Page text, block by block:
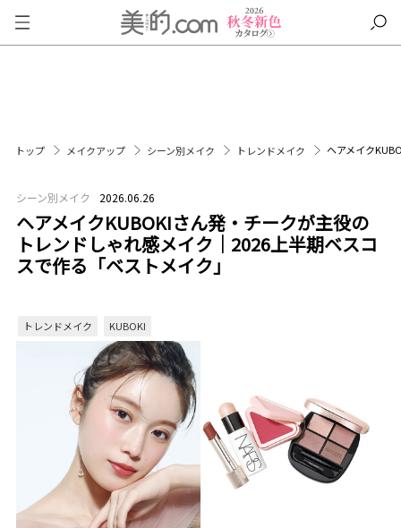
トップ メイクアップ シーン別メイク トレンドメイク ヘアメイク
シーン別メイク 2026.06.26
ヘアメイクKUBOKIさん発・チークが主役の
トレンドしゃれ感メイク｜2026上半期ベスコ
スで作る「ベストメイク」
トレンドメイク KUBOKI